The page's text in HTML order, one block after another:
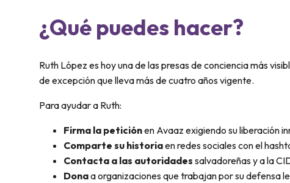
¿Qué puedes hacer?
Ruth López es hoy una de las presas de conciencia más
de excepción que lleva más de cuatro años vigente.
Para ayudar a Ruth:
Firma la peticiónen Avaaz exigiendo su liberación
Comparte su historiaen redes sociales con el
Contacta a las autoridades salvadoreñas y a la
Donaa organizaciones que trabajan por su defensa